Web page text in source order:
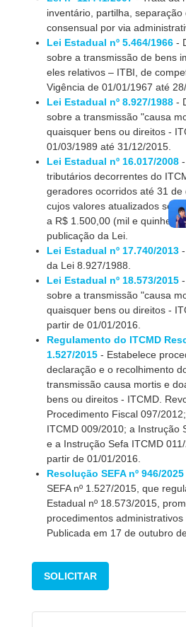
inventário, partilha,
consensual por via
Lei Estadual nº 5.464/1966 -
sobre a transmissão de bens
eles relativos – ITBI, de
Vigência de 01/01/1967 até
Lei Estadual nº 8.927/1988 -
sobre a transmissão "causa
quaisquer bens ou direitos -
01/03/1989 até 31/12/2015.
Lei Estadual nº 16.017/2008
tributários decorrentes do
geradores ocorridos até 31 de
cujos valores atualizados
a R$ 1.500,00 (mil e
publicação da Lei.
Lei Estadual nº 17.740/2013
da Lei 8.927/1988.
Lei Estadual nº 18.573/2015
sobre a transmissão "causa
quaisquer bens ou direitos -
partir de 01/01/2016.
Regulamento do ITCMD
1.527/2015 - Estabelece
declaração e o recolhimento
transmissão causa mortis e
bens ou direitos - ITCMD.
Procedimento Fiscal 097/
ITCMD 009/2010; a Instrução
e a Instrução Sefa ITCMD
partir de 01/01/2016.
Resolução SEFA nº 946/2025
SEFA nº 1.527/2015, que
Estadual nº 18.573/2015,
procedimentos administrativos
Publicada em 17 de outubro
SOLICITAR